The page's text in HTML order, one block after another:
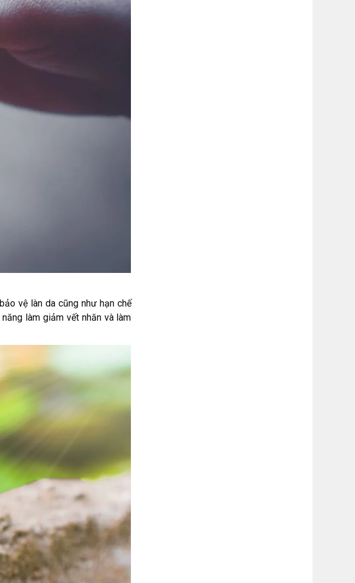
vệ làn da cũng như hạn chế
làm giảm vết nhăn và làm